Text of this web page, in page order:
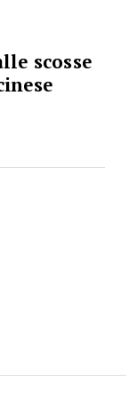
scosse